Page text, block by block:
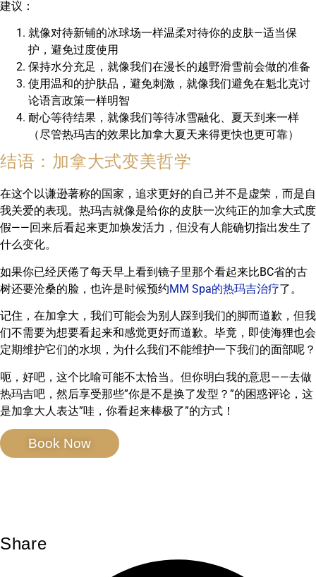
建议：
就像对待新铺的冰球场一样温柔对待你的皮肤—适当保
护，避免过度使用
保持水分充足，就像我们在漫长的越野滑雪前会做的准备
使用温和的护肤品，避免刺激，就像我们避免在魁北克讨
论语言政策一样明智
耐心等待结果，就像我们等待冰雪融化、夏天到来一样
（尽管热玛吉的效果比加拿大夏天来得更快也更可靠）
结语：加拿大式变美哲学
在这个以谦逊著称的国家，追求更好的自己并不是虚荣，而是自
我关爱的表现。热玛吉就像是给你的皮肤一次纯正的加拿大式度
假——回来后看起来更加焕发活力，但没有人能确切指出发生了
什么变化。
如果你已经厌倦了每天早上看到镜子里那个看起来比BC省的古
树还要沧桑的脸，也许是时候预约MM Spa的热玛吉治疗了。
记住，在加拿大，我们可能会为别人踩到我们的脚而道歉，但我
们不需要为想要看起来和感觉更好而道歉。毕竟，即使海狸也会
定期维护它们的水坝，为什么我们不能维护一下我们的面部呢？
呃，好吧，这个比喻可能不太恰当。但你明白我的意思——去做
热玛吉吧，然后享受那些”你是不是换了发型？”的困惑评论，这
是加拿大人表达”哇，你看起来棒极了”的方式！
Book Now
Share